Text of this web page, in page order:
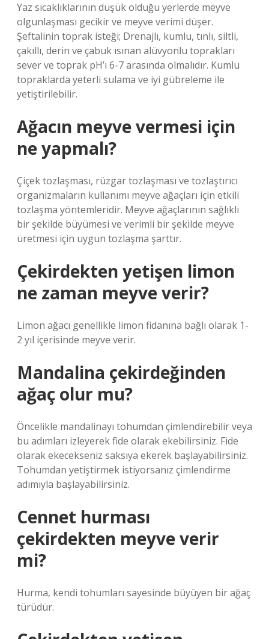
Yaz sıcaklıklarının düşük olduğu yerlerde meyve
olgunlaşması gecikir ve meyve verimi düşer.
Şeftalinin toprak isteği; Drenajlı, kumlu, tınlı, siltli,
çakıllı, derin ve çabuk ısınan alüvyonlu toprakları
sever ve toprak pH’ı 6-7 arasında olmalıdır. Kumlu
topraklarda yeterli sulama ve iyi gübreleme ile
yetiştirilebilir.
Ağacın meyve vermesi için
ne yapmalı?
Çiçek tozlaşması, rüzgar tozlaşması ve tozlaştırıcı
organizmaların kullanımı meyve ağaçları için etkili
tozlaşma yöntemleridir. Meyve ağaçlarının sağlıklı
bir şekilde büyümesi ve verimli bir şekilde meyve
üretmesi için uygun tozlaşma şarttır.
Çekirdekten yetişen limon
ne zaman meyve verir?
Limon ağacı genellikle limon fidanına bağlı olarak 1-
2 yıl içerisinde meyve verir.
Mandalina çekirdeğinden
ağaç olur mu?
Öncelikle mandalinayı tohumdan çimlendirebilir veya
bu adımları izleyerek fide olarak ekebilirsiniz. Fide
olarak ekecekseniz saksıya ekerek başlayabilirsiniz.
Tohumdan yetiştirmek istiyorsanız çimlendirme
adımıyla başlayabilirsiniz.
Cennet hurması
çekirdekten meyve verir
mi?
Hurma, kendi tohumları sayesinde büyüyen bir ağaç
türüdür.